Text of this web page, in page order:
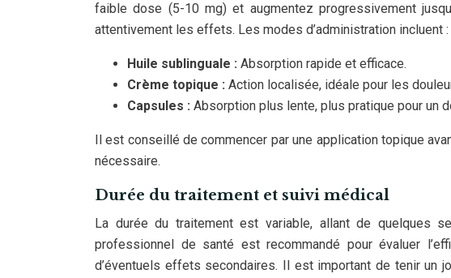
faible dose (5-10 mg) et augmentez progressivement
attentivement les effets. Les modes d’administration incluent :
Huile sublinguale : Absorption rapide et efficace.
Crème topique : Action localisée, idéale pour les
Capsules : Absorption plus lente, plus pratique pour un
Il est conseillé de commencer par une application topique
nécessaire.
Durée du traitement et suivi médical
La durée du traitement est variable, allant de quelques
professionnel de santé est recommandé pour évaluer
d’éventuels effets secondaires. Il est important de tenir un